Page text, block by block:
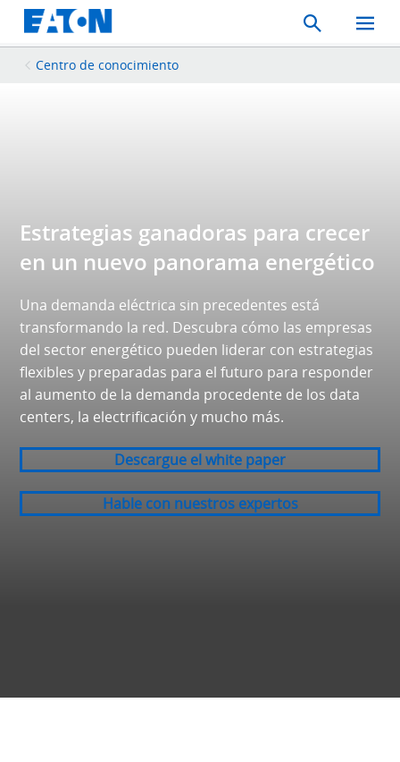
Search
Toggle
Mobile
Centro de conocimiento
Estrategias ganadoras para crecer
en un nuevo panorama energético
Una demanda eléctrica sin precedentes está
transformando la red. Descubra cómo las empresas
del sector energético pueden liderar con estrategias
flexibles y preparadas para el futuro para responder
al aumento de la demanda procedente de los data
centers, la electrificación y mucho más.
Descargue el white paper
Hable con nuestros expertos